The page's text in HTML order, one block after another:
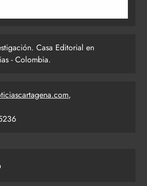
Casa Editorial en
- Colombia.
,